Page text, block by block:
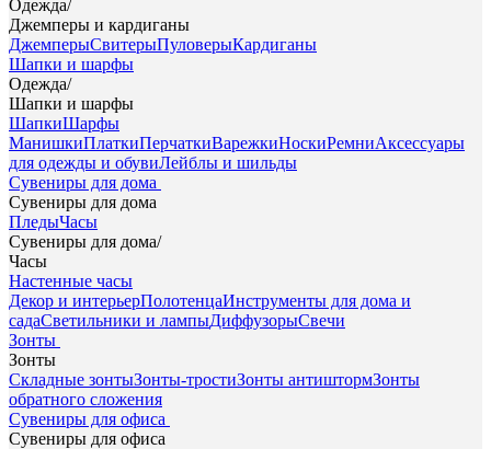
Одежда/
Джемперы и кардиганы
ДжемперыСвитерыПуловерыКардиганы
Шапки и шарфы
Одежда/
Шапки и шарфы
ШапкиШарфы
МанишкиПлаткиПерчаткиВарежкиНоскиРемниАксессуары
для одежды и обувиЛейблы и шильды
Сувениры для дома
Сувениры для дома
ПледыЧасы
Сувениры для дома/
Часы
Настенные часы
Декор и интерьерПолотенцаИнструменты для дома и
садаСветильники и лампыДиффузорыСвечи
Зонты
Зонты
Складные зонтыЗонты-тростиЗонты антиштормЗонты
обратного сложения
Сувениры для офиса
Сувениры для офиса